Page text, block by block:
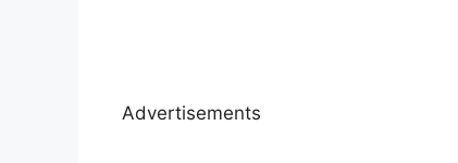
Advertisements